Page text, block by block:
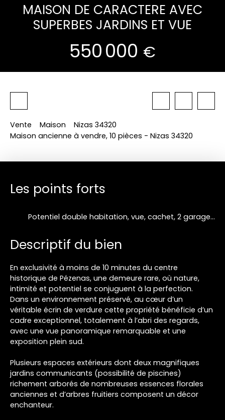
MAISON DE CARACTERE AVEC
SUPERBES JARDINS ET VUE
550 000 €
Vente Maison
Nizas 34320
Maison ancienne à vendre, 10 pièces - Nizas 34320
Les points forts
Potentiel double habitation, vue, cachet, 2 garages triples...
Descriptif du bien
En exclusivité à moins de 10 minutes du centre
historique de Pézenas, une demeure rare, où nature,
intimité et potentiel se conjuguent à la perfection.
Dans un environnement préservé, au cœur d’un
véritable écrin de verdure cette propriété bénéficie d’un
cadre exceptionnel, totalement à l’abri des regards,
avec une vue panoramique remarquable et une
exposition plein sud.
Plusieurs espaces extérieurs dont deux magnifiques
jardins communicants (possibilité de piscines)
richement arborés de nombreuses essences florales
anciennes et d’arbres fruitiers composent un décor
enchanteur.